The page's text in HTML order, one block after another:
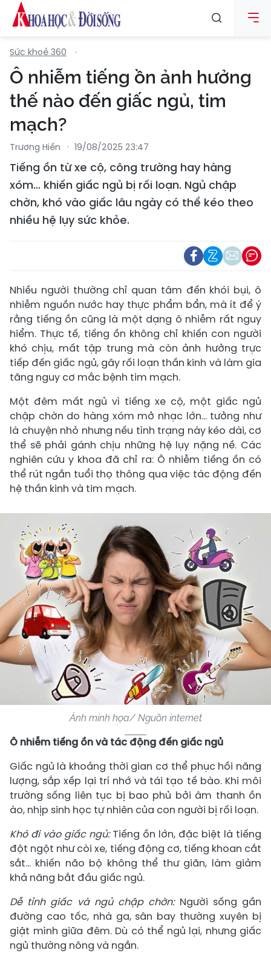
Sức khoẻ 360
Ô nhiễm tiếng ồn ảnh hưởng
thế nào đến giấc ngủ, tim
mạch?
Trương Hiền 19/08/2025 23:47
Tiếng ồn từ xe cộ, công trường hay hàng
xóm… khiến giấc ngủ bị rối loạn. Ngủ chập
chờn, khó vào giấc lâu ngày có thể kéo theo
nhiều hệ lụy sức khỏe.
Nhiều người thường chỉ quan tâm đến khói bụi, ô
nhiễm nguồn nước hay thực phẩm bẩn, mà ít để ý
rằng tiếng ồn cũng là một dạng ô nhiễm rất nguy
hiểm. Thực tế, tiếng ồn không chỉ khiến con người
khó chịu, mất tập trung mà còn ảnh hưởng trực
tiếp đến giấc ngủ, gây rối loạn thần kinh và làm gia
tăng nguy cơ mắc bệnh tim mạch.
Một đêm mất ngủ vì tiếng xe cộ, một giấc ngủ
chập chờn do hàng xóm mở nhạc lớn… tưởng như
là chuyện nhỏ nhưng nếu tình trạng này kéo dài, cơ
thể sẽ phải gánh chịu những hệ lụy nặng nề. Các
nghiên cứu y khoa đã chỉ ra: Ô nhiễm tiếng ồn có
thể rút ngắn tuổi thọ thông qua việc tác động đến
hệ thần kinh và tim mạch.
Ảnh minh họa/ Nguồn internet
Ô nhiễm tiếng ồn và tác động đến giấc ngủ
Giấc ngủ là khoảng thời gian cơ thể phục hồi năng
lượng, sắp xếp lại trí nhớ và tái tạo tế bào. Khi môi
trường sống liên tục bị bao phủ bởi âm thanh ồn
ào, nhịp sinh học tự nhiên của con người bị rối loạn.
Khó đi vào giấc ngủ:Tiếng ồn lớn, đặc biệt là tiếng
đột ngột như còi xe, tiếng động cơ, tiếng khoan cắt
sắt… khiến não bộ không thể thư giãn, làm giảm
khả năng bắt đầu giấc ngủ.
Dễ tỉnh giấc và ngủ chập chờn: Người sống gần
đường cao tốc, nhà ga, sân bay thường xuyên bị
giật mình giữa đêm. Dù có thể ngủ lại, nhưng giấc
ngủ thường nông và ngắn.